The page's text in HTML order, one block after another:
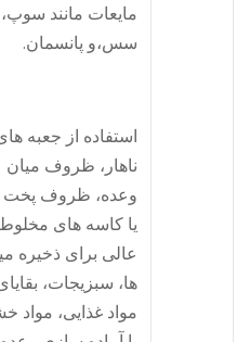
مایعات مانند سوپ،
سس،و پانسمان.
استفاده از جعبه های
ناهار، ظروف میان
وعده، ظروف پخت و پز،
یا کاسه های مخلوط.
عالی برای ذخیره میوه
ها، سبزیجات، بقایای
مواد غذایی، مواد خشک،